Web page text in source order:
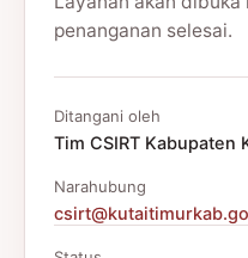
penanganan selesai.
Ditangani oleh
Tim CSIRT Kabupaten
Narahubung